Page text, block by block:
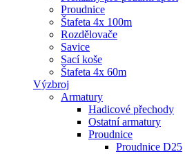
Proudnice
Štafeta 4x 100m
Rozdělovače
Savice
Sací koše
Štafeta 4x 60m
Výzbroj
Armatury
Hadicové přechody
Ostatní armatury
Proudnice
Proudnice D25